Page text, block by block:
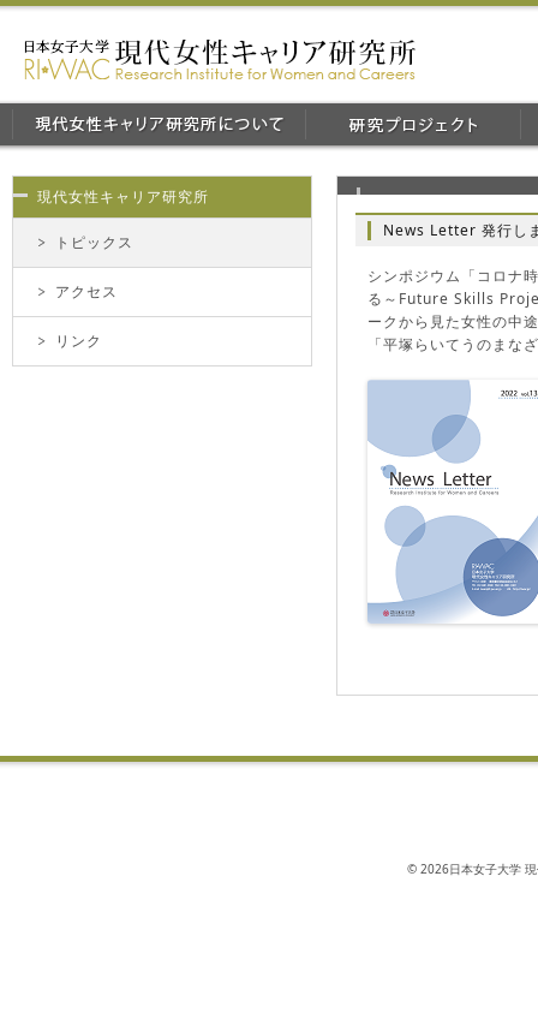
News Letter 発行し
シンポジウム「コロナ
る～Future Skills
ークから見た女性の中
「平塚らいてうのまな
現代女性キャリア研究所
トピックス
アクセス
リンク
© 2026日本女子大学